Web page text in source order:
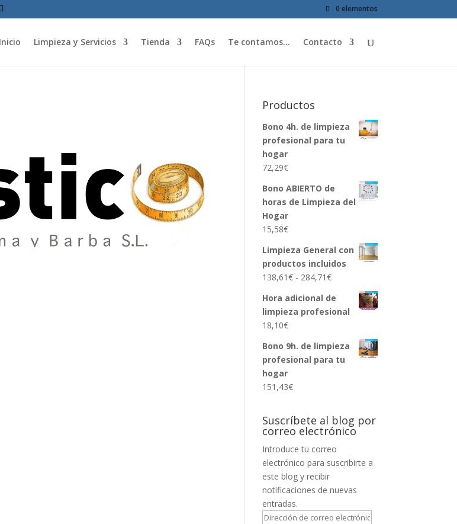
0 elementos
Inicio Limpieza y Servicios Tienda FAQs Te contamos… Contacto
Productos
Bono 4h. de limpieza
profesional para tu
hogar
72,29€
Bono ABIERTO de
horas de Limpieza del
Hogar
15,58€
Limpieza General con
productos incluidos
138,61€ - 284,71€Rango
precios:
desde
hasta
284,71€
Hora adicional de
limpieza profesional
18,10€
Bono 9h. de limpieza
profesional para tu
hogar
151,43€
Suscríbete al blog por
correo electrónico
Introduce tu correo
electrónico para suscribirte a
este blog y recibir
notificaciones de nuevas
entradas.
Dirección